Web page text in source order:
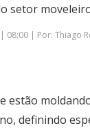
setor
08:00 | Por: Thiago
estão
definindo